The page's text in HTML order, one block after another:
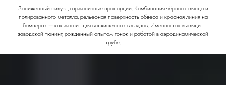
Заниженный силуэт, гармоничные пропорции. Комбинация чёрного глянца и
полированного металла, рельефная поверхность обвеса и красная линия на
бамперах — как магнит для восхищенных взглядов. Именно так выглядит
заводской тюнинг, рожденный опытом гонок и работой в аэродинамической
трубе.